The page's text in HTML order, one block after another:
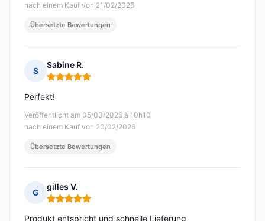
nach einem Kauf von 21/02/2026
Übersetzte Bewertungen
S
Sabine R.
Hinweis: 5 von 5
Veröffentlicht am 05/03/2026 à 10h10
nach einem Kauf von 20/02/2026
Perfekt!
Übersetzte Bewertungen
G
gilles V.
Hinweis: 5 von 5
Produkt entspricht und schnelle Lieferung